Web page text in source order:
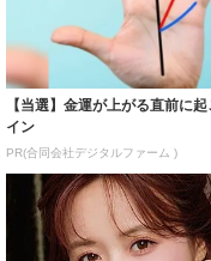
【当選】金運が上がる直前に
イン
PR(合同会社デジタルファーム )